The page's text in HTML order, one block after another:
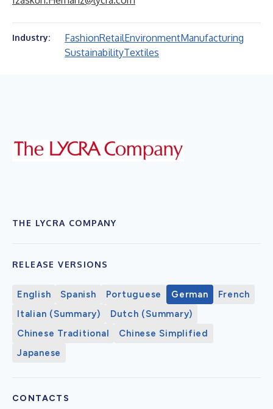
Industry: FashionRetailEnvironmentManufacturing
SustainabilityTextiles
THE LYCRA COMPANY
RELEASE VERSIONS
English Spanish Portuguese German
French
Italian (Summary)
Dutch (Summary)
Chinese Traditional
Chinese Simplified
Japanese
CONTACTS